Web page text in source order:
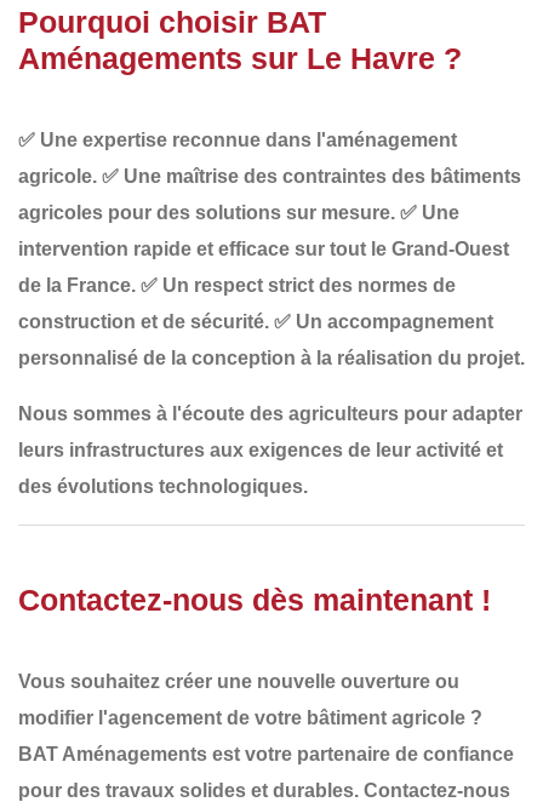
Pourquoi choisir BAT
Aménagements sur Le Havre ?
✅ Une expertise reconnue dans l'aménagement
agricole. ✅ Une maîtrise des contraintes des bâtiments
agricoles pour des solutions sur mesure. ✅ Une
intervention rapide et efficace sur tout le Grand-Ouest
de la France. ✅ Un respect strict des normes de
construction et de sécurité. ✅ Un accompagnement
personnalisé de la conception à la réalisation du projet.
Nous sommes à l'écoute des agriculteurs pour adapter
leurs infrastructures aux exigences de leur activité et
des évolutions technologiques.
Contactez-nous dès maintenant !
Vous souhaitez créer une nouvelle ouverture ou
modifier l'agencement de votre bâtiment agricole ?
BAT Aménagements est votre partenaire de confiance
pour des travaux solides et durables. Contactez-nous